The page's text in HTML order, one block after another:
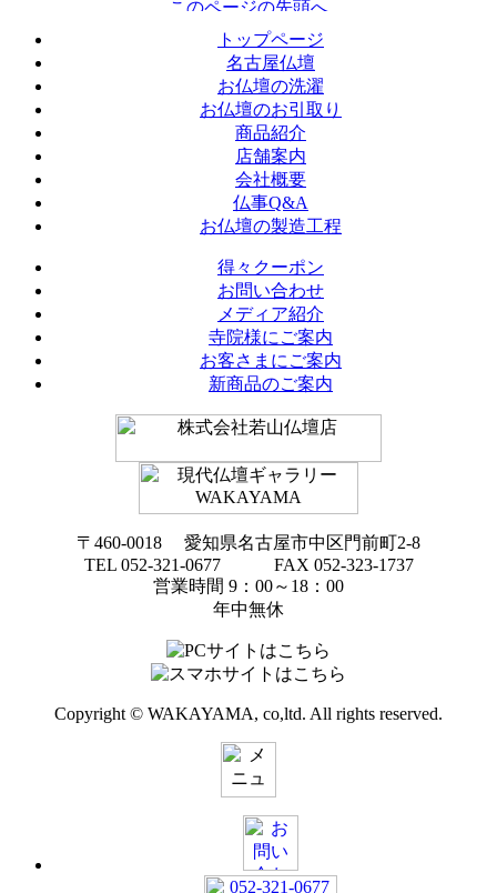
トップページ
名古屋仏壇
お仏壇の洗濯
お仏壇のお引取り
商品紹介
店舗案内
会社概要
仏事Q&A
お仏壇の製造工程
得々クーポン
お問い合わせ
メディア紹介
寺院様にご案内
お客さまにご案内
新商品のご案内
〒460-0018 愛知県名古屋市中区門前町2-8
TEL 052-321-0677 FAX 052-323-1737
営業時間 9：00～18：00
年中無休
Copyright © WAKAYAMA, co,ltd. All rights reserved.